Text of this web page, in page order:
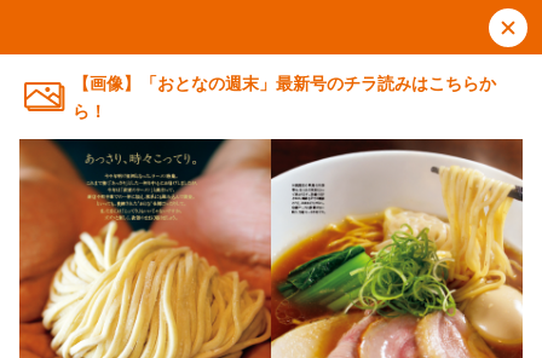
【画像】「おとなの週末」最新号のチラ読みはこちらか
ら！